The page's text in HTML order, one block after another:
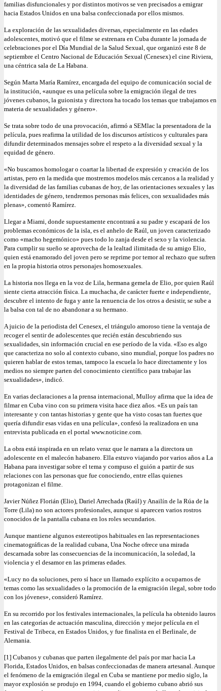
familias disfuncionales y por distintos motivos se ven precisados a emigrar
hacia Estados Unidos en una balsa confeccionada por ellos mismos.
La exploración de las sexualidades diversas, especialmente en las edades
adolescentes, motivó que el filme se estrenara en Cuba durante la jornada de
celebraciones por el Día Mundial de la Salud Sexual, que organizó este 8 de
septiembre el Centro Nacional de Educación Sexual (Cenesex) el cine Riviera,
una céntrica sala de La Habana.
Según Marta María Ramírez, encargada del equipo de comunicación social de
la institución, «aunque es una película sobre la emigración ilegal de tres
jóvenes cubanos, la guionista y directora ha tocado los temas que trabajamos en
materia de sexualidades y género».
Se trata sobre todo de una provocación, afirmó a SEMlac la presentadora de la
película, pues reafirma la utilidad de los discursos artísticos y culturales para
difundir determinados mensajes sobre el respeto a la diversidad sexual y la
equidad de género.
«No buscamos homologar o coartar la libertad de expresión y creación de los
artistas, pero en la medida que mostremos modelos más cercanos a la realidad y
la diversidad de las familias cubanas de hoy, de las orientaciones sexuales y las
identidades de género, tendremos personas más felices, con sexualidades más
plenas», comentó Ramírez.
Llegar a Miami, donde supuestamente encontrará a su padre y escapará de los
problemas económicos de la isla, es el anhelo de Raúl, un joven caracterizado
como «macho hegemónico» pues todo lo zanja desde el sexo y la violencia.
Para cumplir su sueño se aprovecha de la lealtad ilimitada de su amigo Elio,
quien está enamorado del joven pero se reprime por temor al rechazo que sufren
en la propia historia otros personajes homosexuales.
La historia nos llega en la voz de Lila, hermana gemela de Elio, por quien Raúl
siente cierta atracción física. La muchacha, de carácter fuerte e independiente,
descubre el intento de fuga y ante la renuencia de los otros a desistir, se sube a
la balsa con tal de no abandonar a su hermano.
A juicio de la periodista del Cenesex, el triángulo amoroso tiene la ventaja de
recoger el sentir de adolescentes que recién están descubriendo sus
sexualidades, sin información crucial en ese período de la vida. «Eso es algo
que caracteriza no solo al contexto cubano, sino mundial, porque los padres no
quieren hablar de estos temas, tampoco la escuela lo hace directamente y los
medios no siempre parten del conocimiento científico para trabajar las
sexualidades», indicó.
En varias declaraciones a la prensa internacional, Mulloy afirma que la idea de
filmar en Cuba vino con su primera visita hace diez años. «Es un país tan
interesante y con tantas historias y gente que ha visto cosas tan fuertes que
quería difundir esas vidas en una película», confesó la realizadora en una
entrevista publicada en el portal www.noticine.com.
La obra está inspirada en un relato veraz que le narrara a la directora un
adolescente en el malecón habanero. Ella estuvo viajando por varios años a La
Habana para investigar sobre el tema y compuso el guión a partir de sus
relaciones con las personas que fue conociendo, entre ellas quienes
protagonizan el filme.
Javier Núñez Florián (Elio), Dariel Arrechada (Raúl) y Anailín de la Rúa de la
Torre (Lila) no son actores profesionales, aunque si aparecen varios rostros
conocidos de la pantalla cubana en los roles secundarios.
Aunque mantiene algunos estereotipos habituales en las representaciones
cinematográficas de la realidad cubana, Una Noche ofrece una mirada
descarnada sobre las consecuencias de la incomunicación, la soledad, la
violencia y el desamor en las primeras edades.
«Lucy no da soluciones, pero sí hace un llamado explícito a ocuparnos de
temas como las sexualidades o la promoción de la emigración ilegal, sobre todo
con los jóvenes», consideró Ramírez.
En su recorrido por los festivales internacionales, la película ha obtenido lauros
en las categorías de actuación masculina, dirección y mejor película en el
Festival de Tribeca, en Estados Unidos, y fue finalista en el Berlinale, de
Alemania.
[1] Cubanos y cubanas que parten ilegalmente del país por mar hacia La
Florida, Estados Unidos, en balsas confeccionadas de manera artesanal. Aunque
el fenómeno de la emigración ilegal en Cuba se mantiene por medio siglo, la
mayor explosión se produjo en 1994, cuando el gobierno cubano abrió sus